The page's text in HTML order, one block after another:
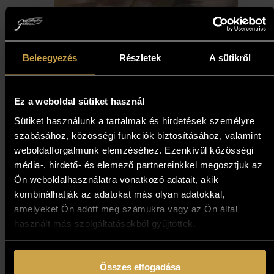
Beleegyezés Részletek A sütikről
Ez a weboldal sütiket használ
Sütiket használunk a tartalmak és hirdetések személyre
szabásához, közösségi funkciók biztosításához, valamint
weboldalforgalmunk elemzéséhez. Ezenkívül közösségi
média-, hirdető- és elemező partnereinkkel megosztjuk az
Ön weboldalhasználatra vonatkozó adatait, akik
kombinálhatják az adatokat más olyan adatokkal,
amelyeket Ön adott meg számukra vagy az Ön által
használt más szolgáltatásokból gyűjtöttek.
Összes elfogadása
Garay-Nagy Norbert -
Modern Barokk (60x71 cm)
887 000
Kosárba teszem